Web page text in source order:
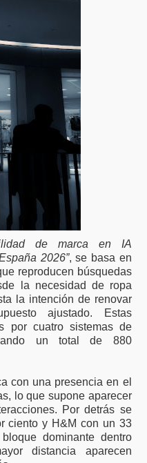
de marca en IA
2026”, se basa en
reproducen búsquedas
la necesidad de ropa
la intención de renovar
ajustado. Estas
por cuatro sistemas de
un total de 880
con una presencia en el
lo que supone aparecer
Por detrás se
ciento y H&M con un 33
dominante dentro
distancia aparecen